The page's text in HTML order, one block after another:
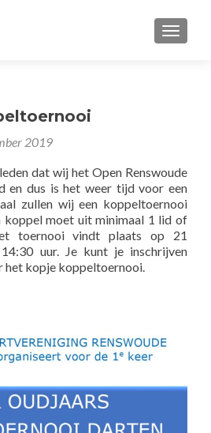
2019
dat wij het Open Renswoude
en dus is het weer tijd voor een
zullen wij een koppeltoernooi
koppel moet uit minimaal 1 lid of
toernooi vindt plaats op 21
uur. Je kunt je inschrijven
het kopje koppeltoernooi.